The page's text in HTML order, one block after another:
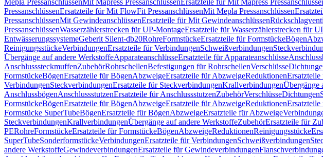
Mepla PressanschlüssenMit Mapress PressanschlüssenErsatzteile für Mit Mapress
PressanschlüssenErsatzteile für Mit FlowFit PressanschlüssenMit Mepla Pressanschlüssen
PressanschlüssenMit GewindeanschlüssenErsatzteile für Mit Gewindeanschlüssen
PressanschlüssenWasserzählerstrecken für UP-MontageErsatzteile für Wasserzählerstrecken für
EntwässerungssystemeGeberit Silent-db20RohreFormstückeErsatzteile für FormstückeBögen
ReinigungsstückeVerbindungenErsatzteile für VerbindungenSchweißverbindungen
Übergänge auf andere WerkstoffeApparateanschlüsseErsatzteile für Apparateanschlüsse
AnschlusssteckmuffenZubehörRohrschellenBefestigungen für RohrschellenVerschlüsse
FormstückeBögenErsatzteile für BögenAbzweigeErsatzteile für AbzweigeReduktionen
VerbindungenSteckverbindungenErsatzteile für SteckverbindungenKrallverbindungenÜbergänge
AnschlussbögenAnschlussstutzenErsatzteile für AnschlussstutzenZubehörVerschlüsseDichtungen
FormstückeBögenErsatzteile für BögenAbzweigeErsatzteile für AbzweigeReduktionen
Formstücke SuperTubeBögenErsatzteile für BögenAbzweigeErsatzteile für Abzweige
SteckverbindungenKrallverbindungenÜbergänge auf andere WerkstoffeZubehörErsatzteile für
PERohreFormstückeErsatzteile für FormstückeBögenAbzweigeReduktionenReinigungsstücke
SuperTubeSonderformstückeVerbindungenErsatzteile für VerbindungenSchweißverbindungen
andere WerkstoffeGewindeverbindungenErsatzteile für Gewindeverbindungen